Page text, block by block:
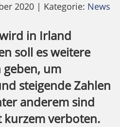
2020 | Kategorie: News
in Irland
soll es weitere
geben, um
steigende Zahlen
anderem sind
kurzem verboten.